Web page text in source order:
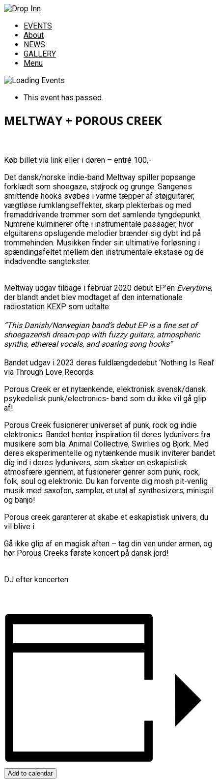
EVENTS
About
NEWS
GALLERY
Menu
This event has passed.
MELTWAY + POROUS CREEK
Køb billet via link eller i døren – entré 100,-
Det dansk/norske indie-band Meltway spiller popsange
forklædt som shoegaze, støjrock og grunge. Sangenes
smittende hooks svøbes i varme tæpper af støjguitarer,
vægtløse rumklangseffekter, skarp plekterbas og med
fremaddrivende trommer som det samlende tyngdepunkt.
Numrene kulminerer ofte i instrumentale passager, hvor
elguitarens opslugende melodier brænder sig dybt ind på
trommehinden. Musikken finder sin ultimative forløsning i
spændingsfeltet mellem den instrumentale ekstase og de
indadvendte sangtekster.
Meltway udgav tilbage i februar 2020 debut EP’en Everytime,
der blandt andet blev modtaget af den internationale
radiostation KEXP som udtalte:
“This Danish/Norwegian band’s debut EP is a fine set of
shoegazerish dream-pop with fuzzy guitars, atmospheric
synths, ethereal vocals, and soaring song hooks”
Bandet udgav i 2023 deres fuldlængdedebut ‘Nothing Is Real’
via Through Love Records.
Porous Creek er et nytænkende, elektronisk svensk/dansk
psykedelisk punk/electronics- band som du ikke vil gå glip
af!
Porous Creek fusionerer universet af punk, rock og indie
elektronics. Bandet henter inspiration til deres lydunivers fra
musikere som bla. Animal Collective, Swirlies og Björk. Med
deres eksperimentelle og nytænkende musik inviterer bandet
dig ind i deres lydunivers, som skaber en eskapistisk
atmosfære igennem, at fusionerer genrer som punk, rock,
folk, soul og elektronic. Du kan forvente dig mosh pit-venlig
musik med saxofon, sampler, et utal af synthesizers, minispil
og banjo!
Porous creek garanterer at skabe et eskapistisk univers, du
vil blive i.
Gå ikke glip af en magisk aften – tag din ven under armen, og
hør Porous Creeks første koncert på dansk jord!
DJ efter koncerten
Add to calendar